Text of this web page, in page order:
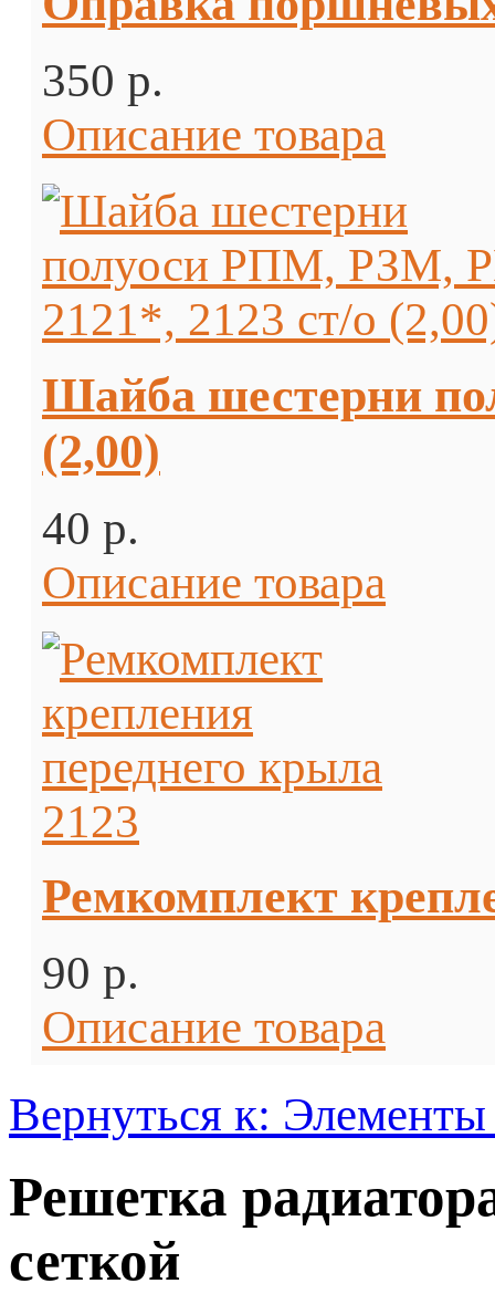
350 p.
Описание товара
Шайба шестерни
(2,00)
40 p.
Описание товара
Ремкомплект
90 p.
Описание товара
Вернуться к:
Решетка
сеткой